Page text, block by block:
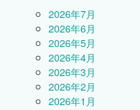
2026年7月
2026年6月
2026年5月
2026年4月
2026年3月
2026年2月
2026年1月